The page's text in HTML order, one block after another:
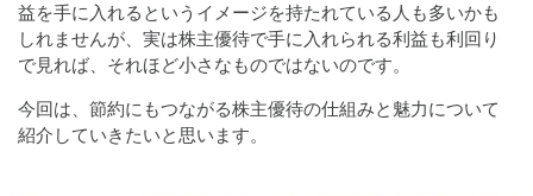
益を手に入れるというイメージを持たれている人も多いかも
しれませんが、実は株主優待で手に入れられる利益も利回り
で見れば、それほど小さなものではないのです。
今回は、節約にもつながる株主優待の仕組みと魅力について
紹介していきたいと思います。